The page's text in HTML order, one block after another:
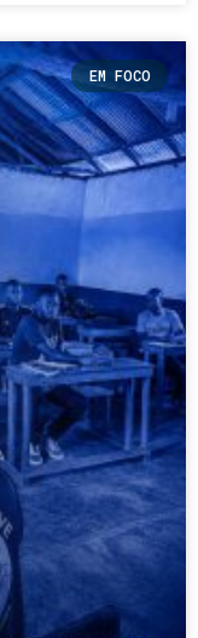
EM FOCO